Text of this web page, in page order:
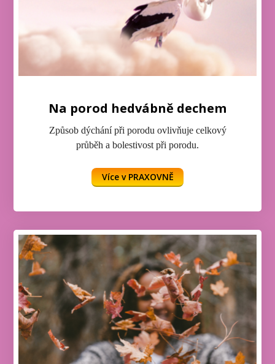
Na porod hedvábně dechem
Způsob dýchání při porodu ovlivňuje celkový
průběh a bolestivost při porodu.
Více v PRAXOVNĚ